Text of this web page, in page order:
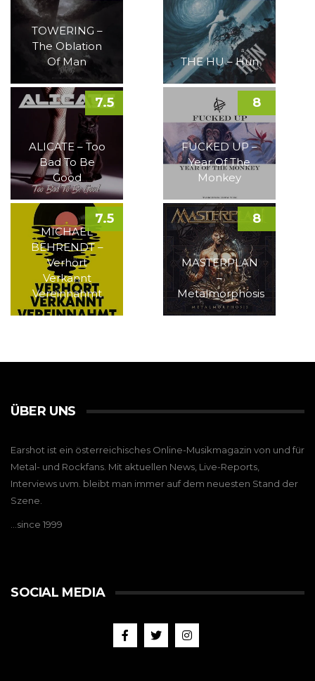
TOWERING –
The Oblation
Of Man
THE HU – Hun
ALICATE – Too
Bad To Be
Good
7.5
FUCKED UP –
Year Of The
Monkey
8
MICHAEL
BEHRENDT –
Verhört
Verkannt
Vereinnahmt
7.5
MASTERPLAN
–
Metalmorphosis
8
ÜBER UNS
Earshot ist ein österreichisches Online-Musikmagazin von und für
Metal- und Rockfans. Mit aktuellen News, Live-Reports,
Interviews uvm. bleibt man immer auf dem neuesten Stand der
Szene.
…since 1999
SOCIAL MEDIA